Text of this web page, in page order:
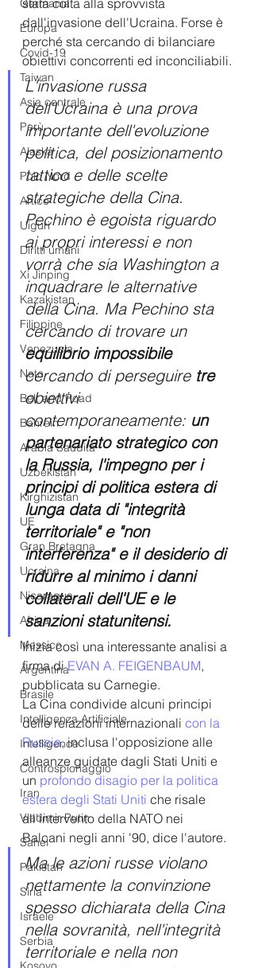
Germania
Europa
Covid-19
Taiwan
Asia centrale
Perù
Alaska
Polo Nord
Artico
Uiguri
Diritti umani
Xi Jinping
Kazakistan
Filippine
Venezuela
Nato
Belt and Road
Bahrein
Arabia Saudita
Uzbekistan
Kirghizistan
UE
Gran Bretagna
Ucraina
Nicaragua
Africa
Messico
Argentina
Brasile
Intelligenza Artificiale
Intelligence
Controspionaggio
Iran
Vladimir Putin
Sahel
Pakistan
Siria
Israele
Serbia
stata colta alla sprovvista
dall'invasione dell'Ucraina. Forse è
perché sta cercando di bilanciare
obiettivi concorrenti ed inconciliabili.
L'invasione russa
dell'Ucraina è una prova
importante dell'evoluzione
politica, del posizionamento
tattico e delle scelte
strategiche della Cina.
Pechino è egoista riguardo
ai propri interessi e non
vorrà che sia Washington a
inquadrare le alternative
della Cina. Ma Pechino sta
cercando di trovare un
equilibrio impossibile
cercando di perseguire tre
obiettivi
contemporaneamente: un
partenariato strategico con
la Russia, l'impegno per i
principi di politica estera di
lunga data di "integrità
territoriale" e "non
interferenza" e il desiderio di
ridurre al minimo i danni
collaterali dell'UE e le
sanzioni statunitensi.
Inizia così una interessante analisi a
firma di EVAN A. FEIGENBAUM,
pubblicata su Carnegie.
La Cina condivide alcuni principi
delle relazioni internazionali con la
Russia, inclusa l'opposizione alle
alleanze guidate dagli Stati Uniti e
un profondo disagio per la politica
estera degli Stati Uniti che risale
all'intervento della NATO nei
Balcani negli anni '90, dice l'autore.
Ma le azioni russe violano
nettamente la convinzione
spesso dichiarata della Cina
nella sovranità, nell'integrità
territoriale e nella non